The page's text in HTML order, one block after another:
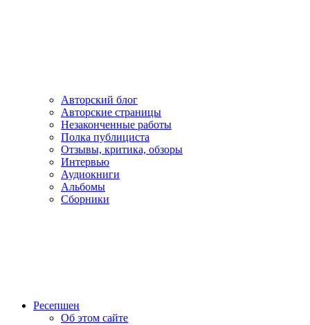
Авторский блог
Авторские страницы
Незаконченные работы
Полка публициста
Отзывы, критика, обзоры
Интервью
Аудиокниги
Альбомы
Сборники
Ресепшен
Об этом сайте